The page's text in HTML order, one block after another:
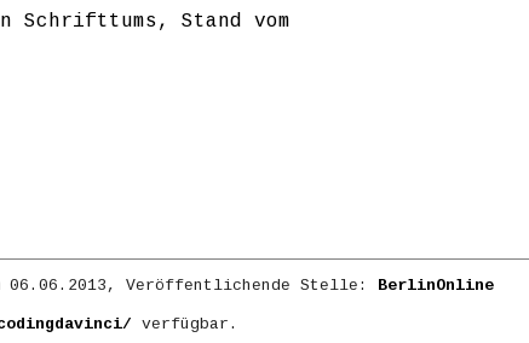
Schrifttums, Stand vom
06.06.2013, Veröffentlichende Stelle:
BerlinOnline
verfügbar.